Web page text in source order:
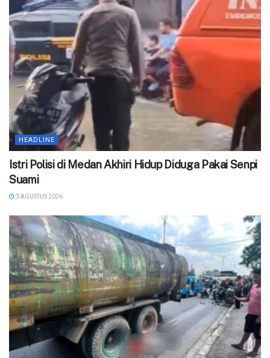
HEADLINE
‎Istri Polisi di Medan Akhiri Hidup Diduga Pakai Senpi
Suami
3 AGUSTUS 2026